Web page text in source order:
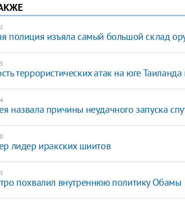
полиция изъяла самый большой склад
террористических атак на юге
назвала причины неудачного запуска
лидер иракских шиитов
похвалил внутреннюю политику Обамы